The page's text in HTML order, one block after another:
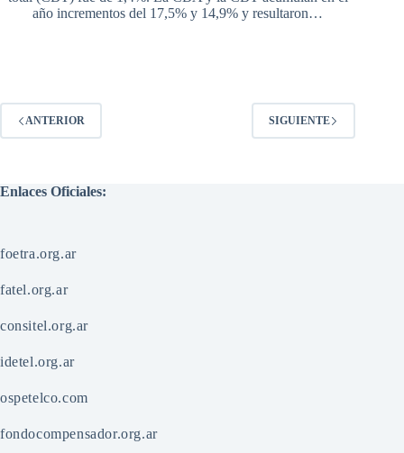
año incrementos del 17,5% y 14,9% y resultaron…
ANTERIOR SIGUIENTE
Enlaces Oficiales:
foetra.org.ar
fatel.org.ar
consitel.org.ar
idetel.org.ar
ospetelco.com
fondocompensador.org.ar